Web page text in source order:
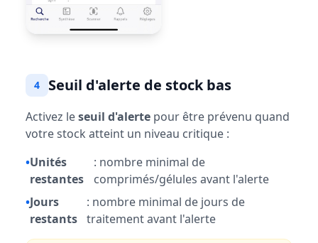
4 Seuil d'alerte de stock bas
Activez leseuil d'alerte pour être prévenu quand
votre stock atteint un niveau critique :
•Unités
restantes
: nombre minimal de
comprimés/gélules avant l'alerte
•Jours
restants
: nombre minimal de jours de
traitement avant l'alerte